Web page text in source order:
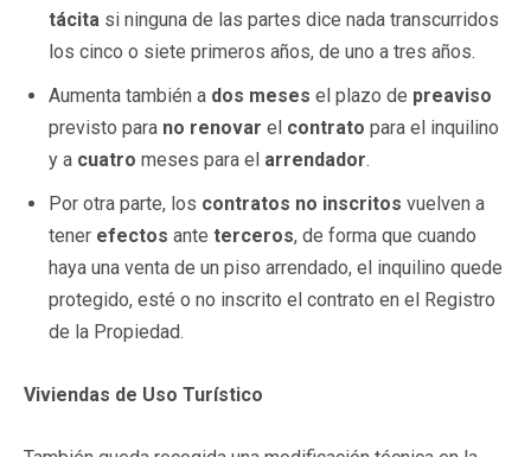
tácita si ninguna de las partes dice nada transcurridos
los cinco o siete primeros años, de uno a tres años.
Aumenta también a dos meses el plazo de preaviso
previsto para no renovar el contrato para el inquilino
y a cuatro meses para el arrendador.
Por otra parte, los contratos no inscritos vuelven a
tener efectos ante terceros, de forma que cuando
haya una venta de un piso arrendado, el inquilino quede
protegido, esté o no inscrito el contrato en el Registro
de la Propiedad.
Viviendas de Uso Turístico